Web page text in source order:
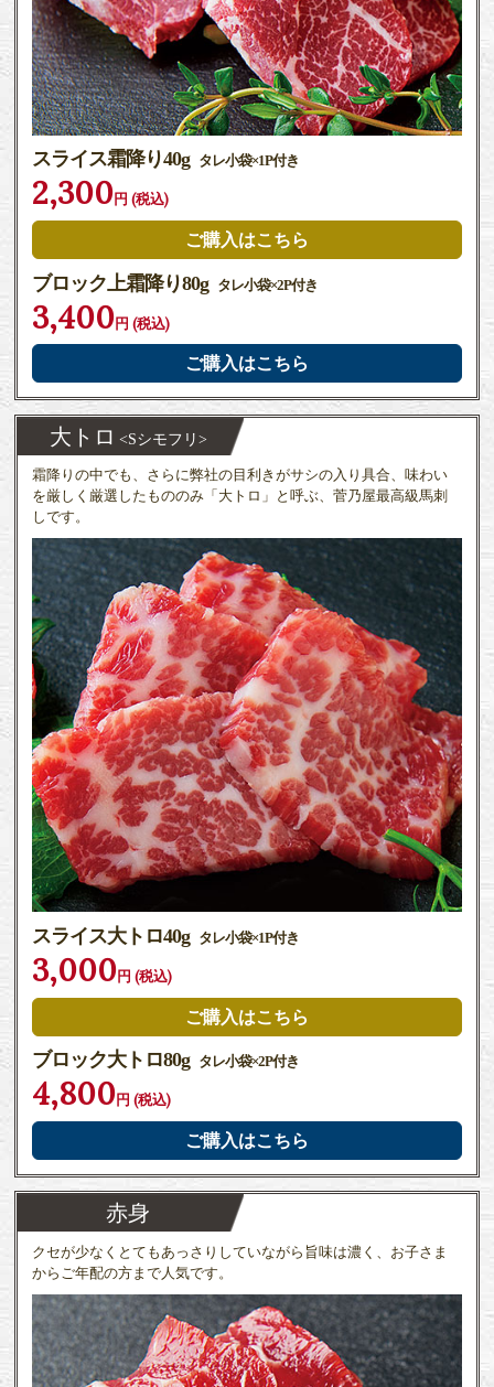
スライス霜降り40g タレ小袋×1P付き
2,300円 (税込)
ご購入はこちら
ブロック上霜降り80g タレ小袋×2P付き
3,400円 (税込)
ご購入はこちら
大トロ <Sシモフリ>
霜降りの中でも、さらに弊社の目利きがサシの入り具合、味わい
を厳しく厳選したもののみ「大トロ」と呼ぶ、菅乃屋最高級馬刺
しです。
スライス大トロ40g タレ小袋×1P付き
3,000円 (税込)
ご購入はこちら
ブロック大トロ80g タレ小袋×2P付き
4,800円 (税込)
ご購入はこちら
赤身
クセが少なくとてもあっさりしていながら旨味は濃く、お子さま
からご年配の方まで人気です。